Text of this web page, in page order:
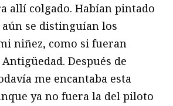
allí colgado. Habían pintado
se distinguían los
niñez, como si fueran
Después de
me encantaba esta
ya no fuera la del piloto